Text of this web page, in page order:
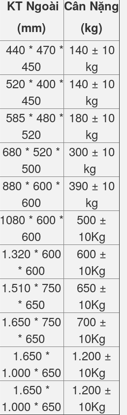
KT Ngoài
(mm)
Cân Nặng
(kg)
440 * 470 *
450
140 ± 10
kg
520 * 400 *
450
140 ± 10
kg
585 * 480 *
520
180 ± 10
kg
680 * 520 *
500
300 ± 10
kg
880 * 600 *
600
390 ± 10
kg
1080 * 600 *
600
500 ±
10Kg
1.320 * 600
* 600
600 ±
10Kg
1.510 * 750
* 650
650 ±
10Kg
1.650 * 750
* 650
700 ±
10Kg
1.650 *
1.000 * 650
1.200 ±
10Kg
1.650 *
1.000 * 650
1.200 ±
10Kg